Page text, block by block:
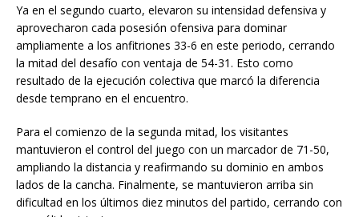
Ya en el segundo cuarto, elevaron su intensidad defensiva y
aprovecharon cada posesión ofensiva para dominar
ampliamente a los anfitriones 33-6 en este periodo, cerrando
la mitad del desafío con ventaja de 54-31. Esto como
resultado de la ejecución colectiva que marcó la diferencia
desde temprano en el encuentro.
Para el comienzo de la segunda mitad, los visitantes
mantuvieron el control del juego con un marcador de 71-50,
ampliando la distancia y reafirmando su dominio en ambos
lados de la cancha. Finalmente, se mantuvieron arriba sin
dificultad en los últimos diez minutos del partido, cerrando con